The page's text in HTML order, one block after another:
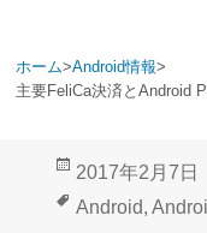
ホーム>Android情報>
主要FeliCa決済とAndroid
投
稿
2017年2月7日
タ
Android,